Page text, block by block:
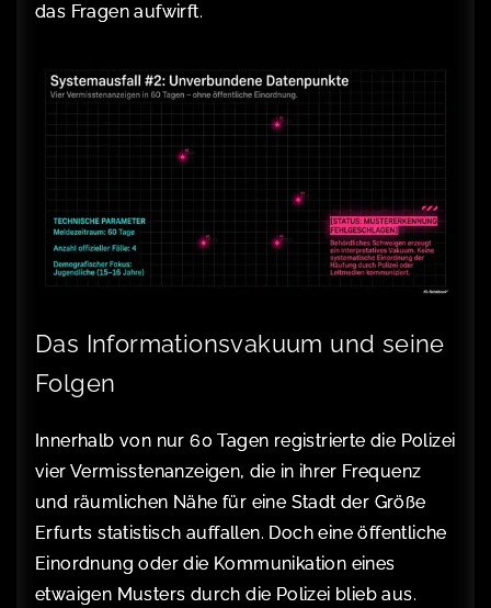
das Fragen aufwirft.
Das Informationsvakuum und seine
Folgen
Innerhalb von nur 60 Tagen registrierte die Polizei
vier Vermisstenanzeigen, die in ihrer Frequenz
und räumlichen Nähe für eine Stadt der Größe
Erfurts statistisch auffallen. Doch eine öffentliche
Einordnung oder die Kommunikation eines
etwaigen Musters durch die Polizei blieb aus.